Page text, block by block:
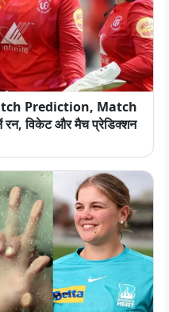
Prediction, Match
रन, विकेट और मैच प्रेडिक्शन